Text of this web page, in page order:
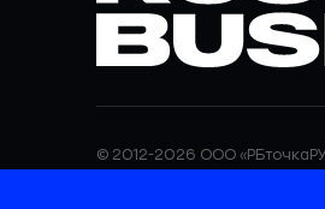
© 2012-2026 ООО